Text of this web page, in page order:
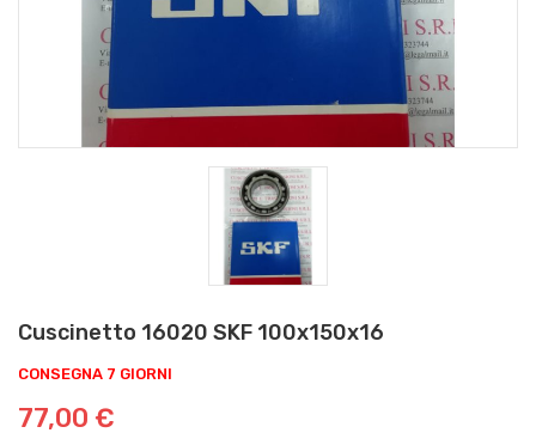
Cuscinetto 16020 SKF 100x150x16
CONSEGNA 7 GIORNI
77,00 €